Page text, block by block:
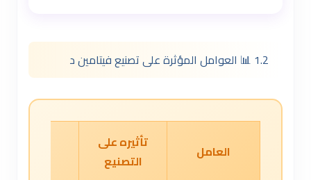
1.2 📊 العوامل المؤثرة على تصنيع فيتامين د
العامل
تأثيره على
التصنيع